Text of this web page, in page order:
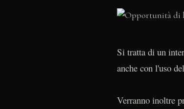
Si tratta di un
anche con l'uso
Verranno inoltre